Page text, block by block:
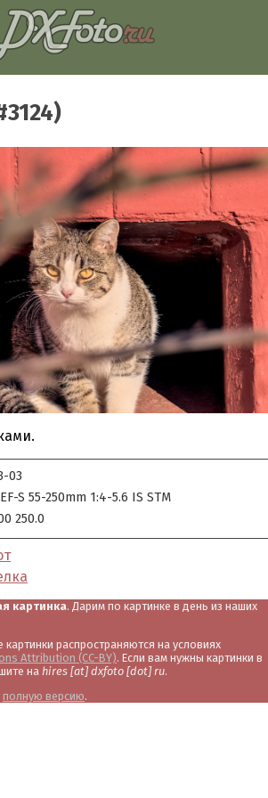
03
S 55-250mm 1:4-5.6 IS STM
250.0
картинка. Дарим по картинке в день из наших
картинки распространяются на условиях
Attribution (CC-BY). Если вам нужны картинки в
на hires [at] dxfoto [dot] ru.
полную версию.